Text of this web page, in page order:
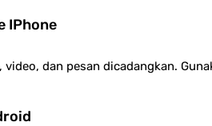
IPhone
dan pesan dicadangkan.